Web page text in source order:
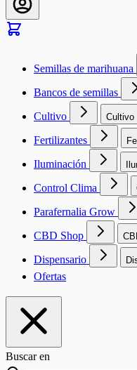
Semillas de marihuana
Bancos de semillas
Cultivo Cultivo
Fertilizantes
Iluminación
Control Clima
Parafernalia Grow
CBD Shop
Dispensario
Ofertas
Buscar en